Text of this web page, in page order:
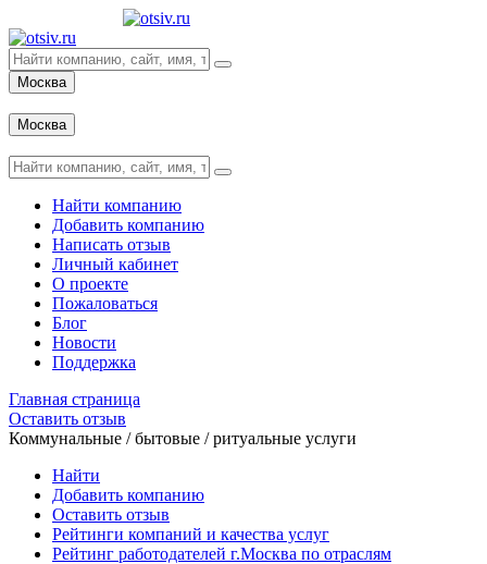
Москва
Москва
Найти компанию
Добавить компанию
Написать отзыв
Личный кабинет
О проекте
Пожаловаться
Блог
Новости
Поддержка
Главная страница
Оставить отзыв
Коммунальные / бытовые / ритуальные услуги
Найти
Добавить компанию
Оставить отзыв
Рейтинги компаний и качества услуг
Рейтинг работодателей г.Москва по отраслям